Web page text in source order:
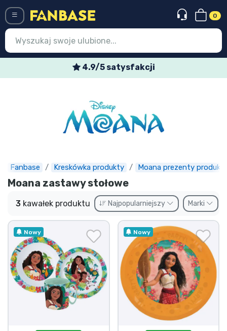
0
4.9/5 satysfakcji
Fanbase Kreskówka produkty Moana prezenty
Moana zastawy stołowe
3 kawałek produktu Najpopularniejszy Marki
Nowy Nowy
Najnowsze rzeczy
Doręczenie ekspresowe
Przedsprzedaż
Outlet produkty
Wysyłka i płatność
Rzeczy seryjne
Rzeczy filmowe